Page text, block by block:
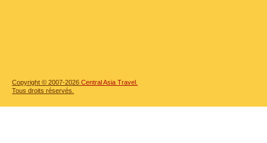
Copyright © 2007-2026 Central Asia Travel.
Tous droits réservés.